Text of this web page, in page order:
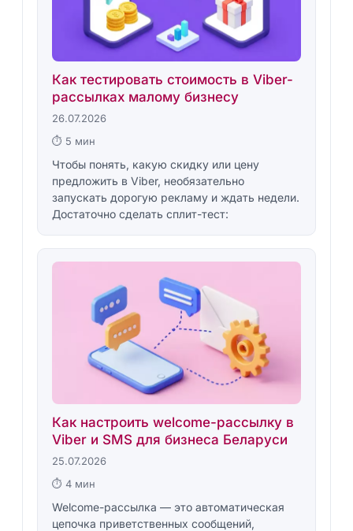
Как тестировать стоимость в Viber-
рассылках малому бизнесу
26.07.2026
⏱ 5 мин
Чтобы понять, какую скидку или цену
предложить в Viber, необязательно
запускать дорогую рекламу и ждать недели.
Достаточно сделать сплит-тест:
Как настроить welcome-рассылку в
Viber и SMS для бизнеса Беларуси
25.07.2026
⏱ 4 мин
Welcome-рассылка — это автоматическая
цепочка приветственных сообщений,